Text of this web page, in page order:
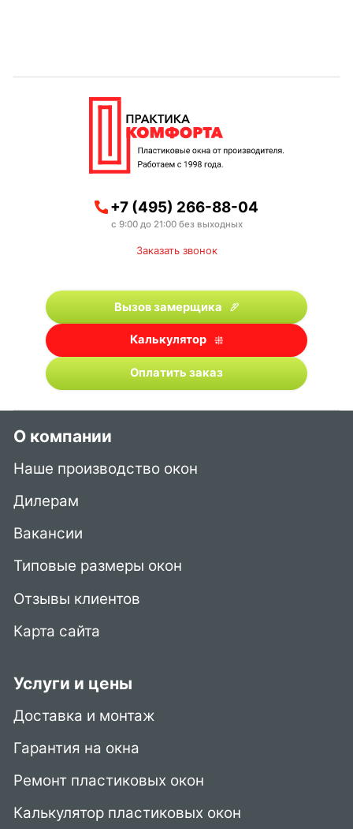
+7 (495) 266-88-04
с 9:00 до 21:00 без выходных
Заказать звонок
Вызов замерщика
Калькулятор
Оплатить заказ
О компании
Наше производство окон
Дилерам
Вакансии
Типовые размеры окон
Отзывы клиентов
Карта сайта
Услуги и цены
Доставка и монтаж
Гарантия на окна
Ремонт пластиковых окон
Калькулятор пластиковых окон